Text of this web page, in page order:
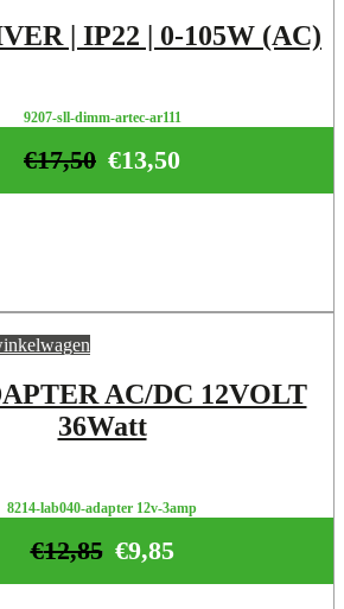
| IP22 | 0-105W (AC)
9207-sll-dimm-artec-ar111
€13,50
€17,50
AC/DC 12VOLT
36Watt
8214-lab040-adapter 12v-3amp
€9,85
€12,85